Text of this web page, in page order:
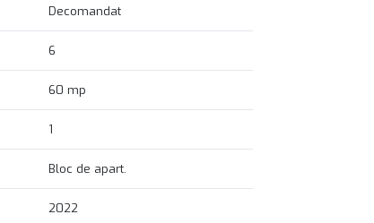
Decomandat
6
60 mp
1
Bloc de apart.
2022